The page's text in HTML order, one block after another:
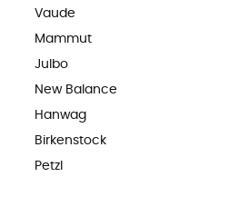
Vaude
Mammut
Julbo
New Balance
Hanwag
Birkenstock
Petzl